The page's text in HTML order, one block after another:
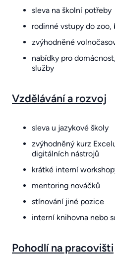
sleva na školní potřeby
rodinné vstupy do zoo,
zvýhodněné
nabídky pro
služby
Vzdělávání a rozvoj
sleva u jazykové školy
zvýhodněný kurz
digitálních nástrojů
krátké interní
mentoring nováčků
stínování jiné pozice
interní knihovna nebo
Pohodlí na pracovišti